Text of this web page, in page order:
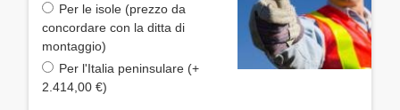
Per le isole (prezzo da
concordare con la ditta di
montaggio)
Per l'Italia peninsulare (+
2.414,00 €)